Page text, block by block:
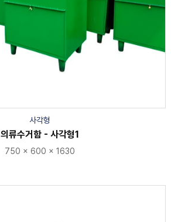
사각형
의류수거함 - 사각형1
750 × 600 × 1630